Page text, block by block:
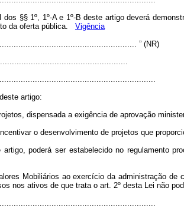
§§ 1º, 1º-A e 1º-B deste artigo deverá
da oferta pública. Vigência
” (NR)
artigo:
dispensada a exigência de aprovação
o desenvolvimento de projetos que
poderá ser estabelecido no regulamento
Mobiliários ao exercício da administração
nos ativos de que trata o art. 2º desta Lei não